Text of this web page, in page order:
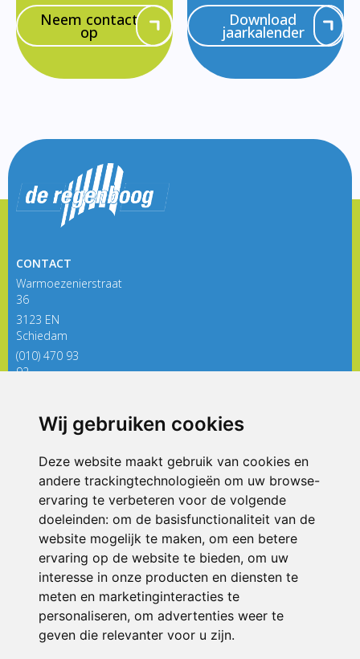
Wij gebruiken cookies
Deze website maakt gebruik van cookies en
andere trackingtechnologieën om uw browse-
ervaring te verbeteren voor de volgende
doeleinden: om de basisfunctionaliteit van de
website mogelijk te maken, om een betere
ervaring op de website te bieden, om uw
interesse in onze producten en diensten te
meten en marketinginteracties te
personaliseren, om advertenties weer te
geven die relevanter voor u zijn.
Neem contact
op
Download
jaarkalender
CONTACT
Warmoezenierstraat
36
3123 EN
Schiedam
(010) 470 93
92
ONDERDEEL VAN
© 2026 De Regenboog | Alle rechten voorbehouden
Privacy policy|Disclaimer| Klachtenregeling|RSIN en Anbi
voorkeuren